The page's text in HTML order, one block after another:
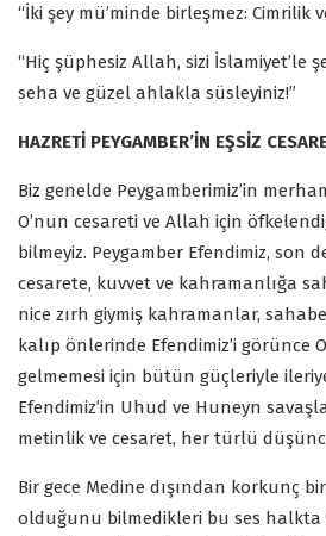
“İki şey mü’minde birleşmez: Cimrilik
“Hiç şüphesiz Allah, sizi İslamiyet’le
seha ve güzel ahlakla süsleyiniz!”
HAZRETİ PEYGAMBER’İN EŞSİZ
Biz genelde Peygamberimiz’in
O’nun cesareti ve Allah için
bilmeyiz. Peygamber Efendimiz, son
cesarete, kuvvet ve kahramanlığa
nice zırh giymiş kahramanlar,
kalıp önlerinde Efendimiz’i görünce
gelmemesi için bütün güçleriyle
Efendimiz’in Uhud ve Huneyn
metinlik ve cesaret, her türlü
Bir gece Medine dışından korkunç
olduğunu bilmedikleri bu ses halkta